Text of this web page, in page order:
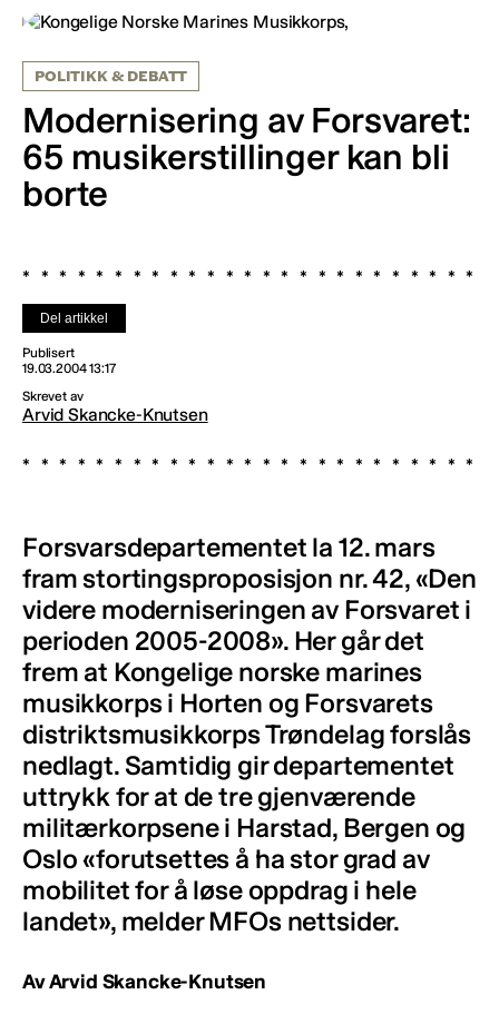
POLITIKK & DEBATT
Modernisering av Forsvaret:
65 musikerstillinger kan bli
borte
Del artikkel
Publisert
19.03.2004 13:17
Skrevet av
Arvid Skancke-Knutsen
Forsvarsdepartementet la 12. mars
fram stortingsproposisjon nr. 42, «Den
videre moderniseringen av Forsvaret i
perioden 2005-2008». Her går det
frem at Kongelige norske marines
musikkorps i Horten og Forsvarets
distriktsmusikkorps Trøndelag forslås
nedlagt. Samtidig gir departementet
uttrykk for at de tre gjenværende
militærkorpsene i Harstad, Bergen og
Oslo «forutsettes å ha stor grad av
mobilitet for å løse oppdrag i hele
landet», melder MFOs nettsider.
Av Arvid Skancke-Knutsen